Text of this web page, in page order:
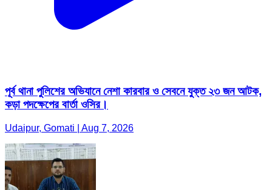
পূর্ব থানা পুলিশের অভিযানে নেশা কারবার ও সেবনে যুক্ত ২৩ জন আটক,
কড়া পদক্ষেপের বার্তা ওসির।
Udaipur, Gomati | Aug 7, 2026